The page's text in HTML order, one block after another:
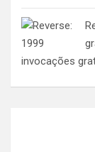
invocações